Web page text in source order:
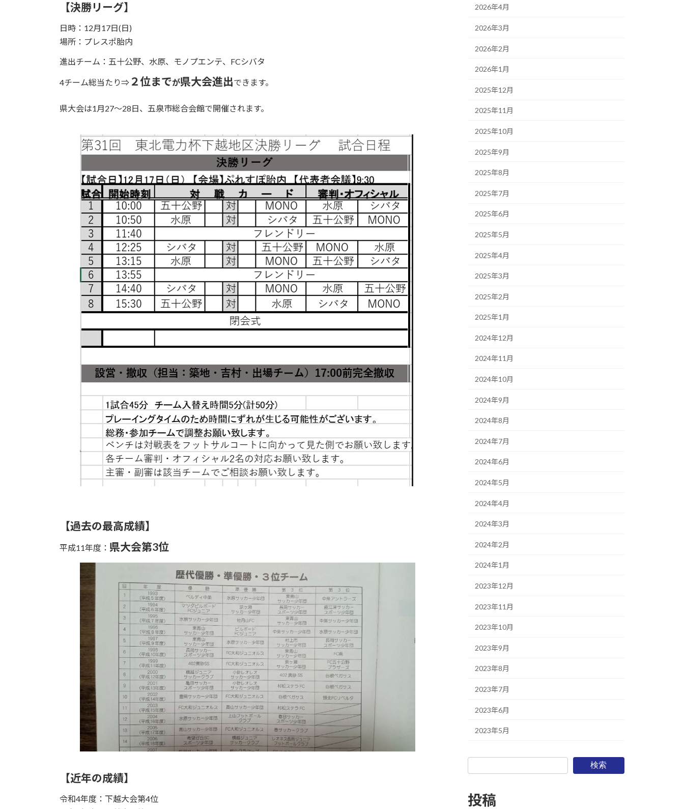
【決勝リーグ】
日時：12月17日(日)
場所：プレスポ胎内
進出チーム：五十公野、水原、モノプエンテ、FCシバタ
4チーム総当たり⇒ ２位までが県大会進出できます。
県大会は1月27〜28日、五泉市総合会館で開催されます。
【過去の最高成績】
平成11年度： 県大会第3位
【近年の成績】
令和4年度：下越大会第4位
2026年4月
2026年3月
2026年2月
2026年1月
2025年12月
2025年11月
2025年10月
2025年9月
2025年8月
2025年7月
2025年6月
2025年5月
2025年4月
2025年3月
2025年2月
2025年1月
2024年12月
2024年11月
2024年10月
2024年9月
2024年8月
2024年7月
2024年6月
2024年5月
2024年4月
2024年3月
2024年2月
2024年1月
2023年12月
2023年11月
2023年10月
2023年9月
2023年8月
2023年7月
2023年6月
2023年5月
検索
投稿